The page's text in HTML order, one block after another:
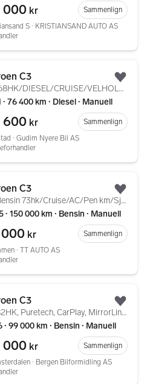
000 kr
Sammenlign
S ∙ KRISTIANSAND AUTO AS
C3
1,4-68HK/DIESEL/CRUISE/VELHOLDT/2 SETT GODE DEKK
∙ 76 400 km ∙ Diesel ∙ Manuell
600 kr
Sammenlign
∙ Gudim Nyere Bil AS
C3
1,4 Bensin 73hk/Cruise/AC/Pen km/Sjekk denne!
∙ 150 000 km ∙ Bensin ∙ Manuell
kr
Sammenlign
∙ TT AUTO AS
C3
1,2 82HK, Puretech, CarPlay, MirrorLink, P.Sensorer
∙ 99 000 km ∙ Bensin ∙ Manuell
000 kr
Sammenlign
∙ Bergen Bilformidling AS